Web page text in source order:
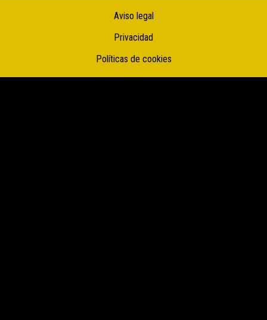
Aviso legal
Privacidad
Políticas de cookies